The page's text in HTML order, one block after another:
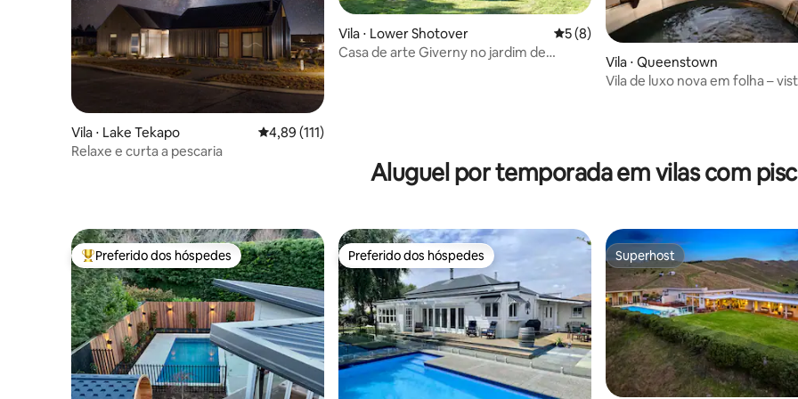
Vila ⋅ Lake Tekapo 4,89 de uma avaliação média de 5, 111 avaliações
4,89 (111)
Relaxe e curta a pescaria
Vila ⋅ Lower Shotover 5 de uma avaliação média de 5, 8
5 (8)
Casa de arte Giverny no jardim de
Vila ⋅ Queenstown
Vila de luxo nova em folha –
Aluguel por temporada em vilas com
Entre os melhores preferidos dos hóspedes
Preferido dos hóspedes Preferido dos hóspedes
Preferido dos hóspedes Superhost
Superhost